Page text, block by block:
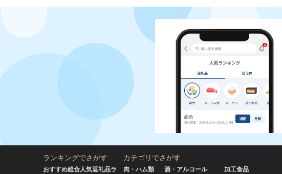
ランキングでさがす
おすすめ総合人気返礼品ラ
カテゴリでさがす
肉・ハム類
酒・アルコール
加工食品